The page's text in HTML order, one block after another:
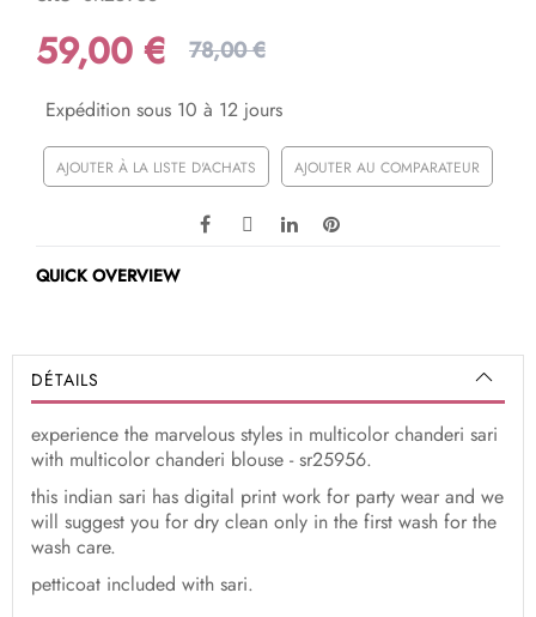
59,00 € 78,00 €
Expédition sous 10 à 12 jours
AJOUTER À LA LISTE D'ACHATS AJOUTER AU COMPARATEUR
QUICK OVERVIEW
DÉTAILS
experience the marvelous styles in multicolor chanderi sari
with multicolor chanderi blouse - sr25956.
this indian sari has digital print work for party wear and we
will suggest you for dry clean only in the first wash for the
wash care.
petticoat included with sari.